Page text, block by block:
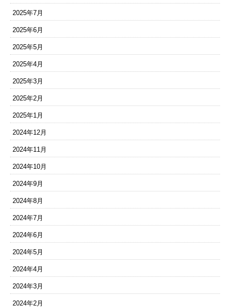
2025年7月
2025年6月
2025年5月
2025年4月
2025年3月
2025年2月
2025年1月
2024年12月
2024年11月
2024年10月
2024年9月
2024年8月
2024年7月
2024年6月
2024年5月
2024年4月
2024年3月
2024年2月